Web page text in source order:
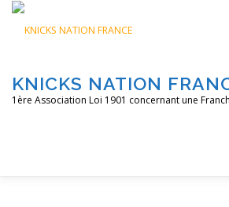
Aller
contenu
KNICKS NATION
1ère Association Loi 1901 concernant une